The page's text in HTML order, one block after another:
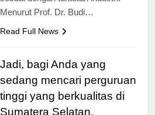
sesuai dengan tuntutan industri.
Jadi, bagi Anda yang
sedang mencari perguruan
tinggi yang berkualitas di